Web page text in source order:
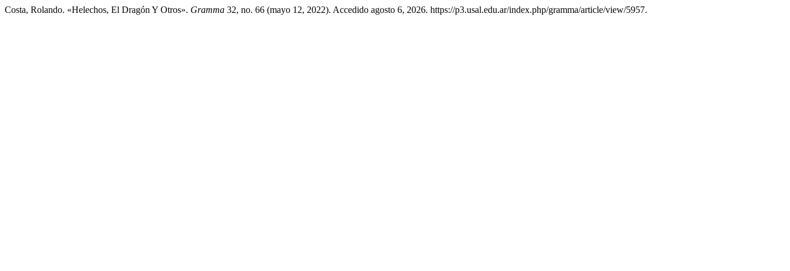
Costa, Rolando. «Helechos, El Dragón Y Otros». Gramma 32, no. 66 (mayo 12, 2022). Accedido agosto 6, 2026. https://p3.usal.edu.ar/index.php/gramma/article/view/5957.